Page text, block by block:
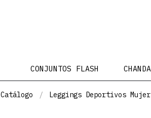
CONJUNTOS FLASH
Catálogo Leggings Deportivos Mujer